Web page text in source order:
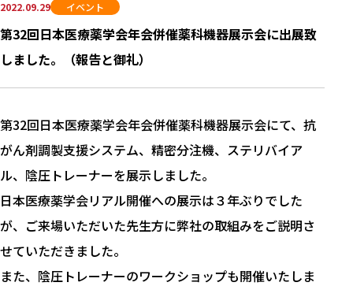
第32回日本医療薬学会年会併催薬科機器展示会に出展致
しました。（報告と御礼）
2022.09.29 イベント
第32回日本医療薬学会年会併催薬科機器展示会にて、抗
がん剤調製支援システム、精密分注機、ステリバイア
ル、陰圧トレーナーを展示しました。
日本医療薬学会リアル開催への展示は３年ぶりでした
が、ご来場いただいた先生方に弊社の取組みをご説明さ
せていただきました。
また、陰圧トレーナーのワークショップも開催いたしま